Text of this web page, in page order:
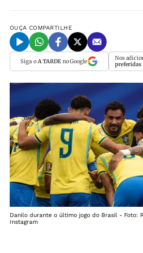
OUÇA COMPARTILHE
Siga o A TARDEno Google Nos
preferidas
Danilo durante o último jogo do Brasil - Foto:
Instagram